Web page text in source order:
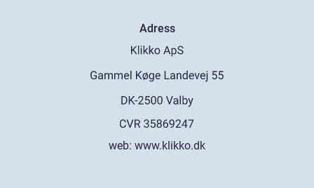
Adress
web: www.klikko.dk